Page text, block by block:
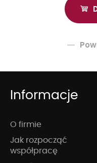
Informacje
O firmie
Jak rozpocząć
współpracę